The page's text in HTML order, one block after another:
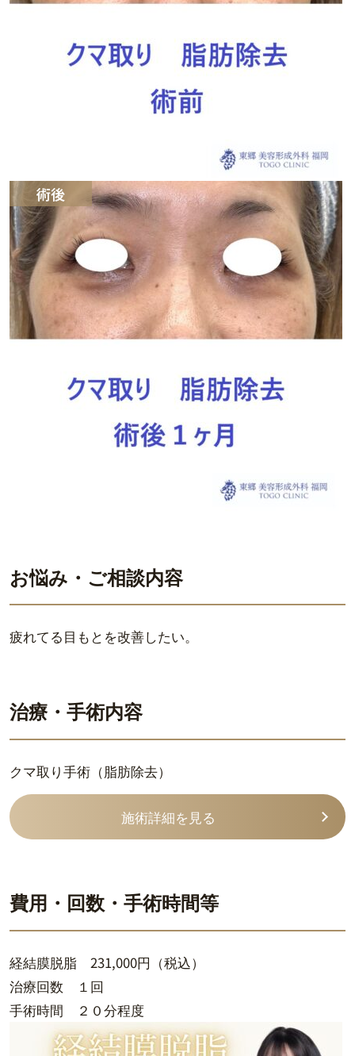
お悩み・ご相談内容
疲れてる目もとを改善したい。
治療・手術内容
クマ取り手術（脂肪除去）
施術詳細を見る
費用・回数・手術時間等
経結膜脱脂 231,000円（税込）
治療回数 １回
手術時間 ２０分程度